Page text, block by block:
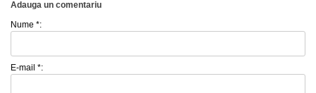
Adauga un comentariu
Nume *:
E-mail *: